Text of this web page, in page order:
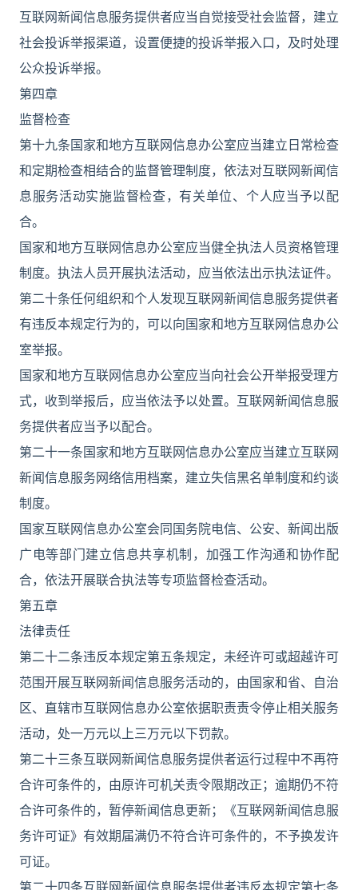
互联网新闻信息服务提供者应当自觉接受社会监督，建立
社会投诉举报渠道，设置便捷的投诉举报入口，及时处理
公众投诉举报。
第四章
监督检查
第十九条国家和地方互联网信息办公室应当建立日常检查
和定期检查相结合的监督管理制度，依法对互联网新闻信
息服务活动实施监督检查，有关单位、个人应当予以配
合。
国家和地方互联网信息办公室应当健全执法人员资格管理
制度。执法人员开展执法活动，应当依法出示执法证件。
第二十条任何组织和个人发现互联网新闻信息服务提供者
有违反本规定行为的，可以向国家和地方互联网信息办公
室举报。
国家和地方互联网信息办公室应当向社会公开举报受理方
式，收到举报后，应当依法予以处置。互联网新闻信息服
务提供者应当予以配合。
第二十一条国家和地方互联网信息办公室应当建立互联网
新闻信息服务网络信用档案，建立失信黑名单制度和约谈
制度。
国家互联网信息办公室会同国务院电信、公安、新闻出版
广电等部门建立信息共享机制，加强工作沟通和协作配
合，依法开展联合执法等专项监督检查活动。
第五章
法律责任
第二十二条违反本规定第五条规定，未经许可或超越许可
范围开展互联网新闻信息服务活动的，由国家和省、自治
区、直辖市互联网信息办公室依据职责责令停止相关服务
活动，处一万元以上三万元以下罚款。
第二十三条互联网新闻信息服务提供者运行过程中不再符
合许可条件的，由原许可机关责令限期改正；逾期仍不符
合许可条件的，暂停新闻信息更新；《互联网新闻信息服
务许可证》有效期届满仍不符合许可条件的，不予换发许
可证。
第二十四条互联网新闻信息服务提供者违反本规定第七条